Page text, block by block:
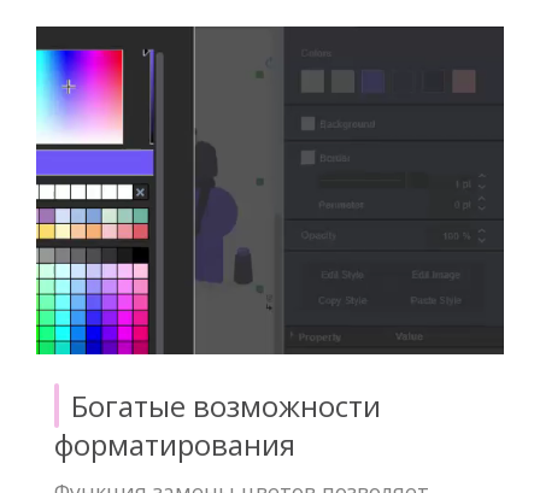
Богатые возможности
форматирования